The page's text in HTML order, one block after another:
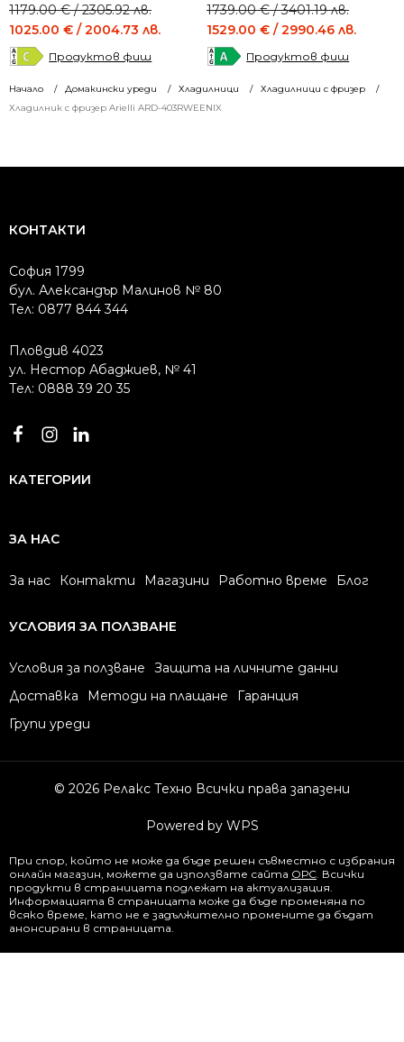
Начало Домакински уреди Хладилници
Хладилници с фризер
Хладилник с фризер Arielli ARD-403RWEENIX
1179.00€/ 2305.92 лв.
Original
price
was:
1179.00 €
/
2305.92 лв..
1025.00 € / 2004.73 лв.
Current
price
is:
1025.00 €
/
2004.73 лв..
Продуктов фиш
1739.00€/ 3401.19 лв.
Original
price
was:
1739.00 €
/
3401.19 лв..
1529.00 € / 2990.46 лв.
Current
price
is:
1529.00 €
/
2990.46 лв..
Продуктов фиш
КОНТАКТИ
София 1799
бул. Александър Малинов № 80
Тел: 0877 844 344
Пловдив 4023
ул. Нестор Абаджиев, № 41
Тел: 0888 39 20 35
КАТЕГОРИИ
ЗА НАС
За нас Контакти Магазини Работно време Блог
УСЛОВИЯ ЗА ПОЛЗВАНЕ
Условия за ползване
Защита на личните данни
Доставка
Методи на плащане
Гаранция
Групи уреди
© 2026 Релакс Техно Всички права запазени
Powered by WPS
При спор, който не може да бъде решен съвместно с избрания
онлайн магазин, можете да използвате сайта ОРС. Всички
продукти в страницата подлежат на актуализация.
Информацията в страницата може да бъде променяна по
всяко време, като не е задължително промените да бъдат
анонсирани в страницата.